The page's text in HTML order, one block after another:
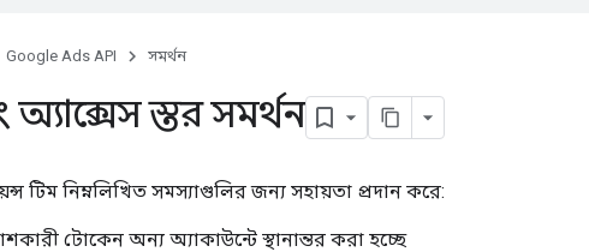
Google Ads API সমর্থন
অ্যাক্সেস স্তর সমর্থন
টিম নিম্নলিখিত সমস্যাগুলির জন্য সহায়তা প্রদান করে:
টোকেন অন্য অ্যাকাউন্টে স্থানান্তর করা হচ্ছে